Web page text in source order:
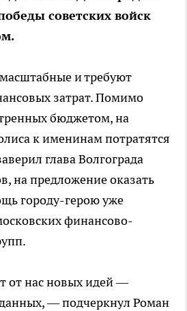
советских войск
и требуют
затрат. Помимо
бюджетом, на
к именинам потратятся
глава Волгограда
на предложение оказать
городу-герою уже
финансово-
от нас новых идей —
— подчеркнул Роман